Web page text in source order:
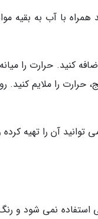
با آب به بقیه
کنید. حرارت را
را ملایم کنید.
توانید آن را تهیه
استفاده نمی شود